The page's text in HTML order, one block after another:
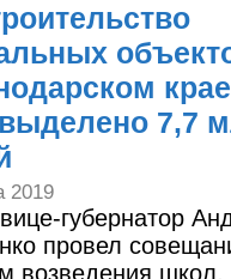
7,7
2019
губернатор
провел
возведения школ,